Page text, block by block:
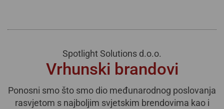
Spotlight Solutions d.o.o.
Vrhunski brandovi
Ponosni smo što smo dio međunarodnog poslovanja
rasvjetom s najboljim svjetskim brendovima kao i